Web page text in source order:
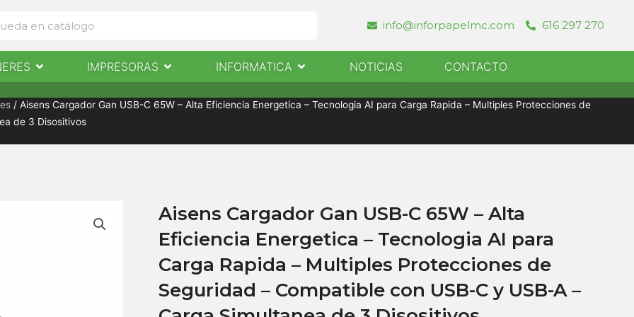
info@inforpapelmc.com 616 297 270
INFORMÁTICA NOTICIAS CONTACTO
Abrir EscaneresIMPRESORAS Abrir ImpresorasINFORMATICA Abrir InformaticaNOTICIAS CONTACTO
/ Aisens Cargador Gan USB-C 65W – Alta Eficiencia Energetica – Tecnologia AI para Carga Rapida – Multiples Protecciones de
de 3 Disositivos
Aisens Cargador Gan USB-C 65W – Alta
Eficiencia Energetica – Tecnologia AI para
Carga Rapida – Multiples Protecciones de
Seguridad – Compatible con USB-C y USB-A –